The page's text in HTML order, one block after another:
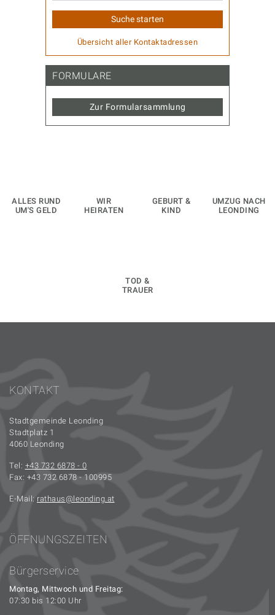
Übersicht aller Kontaktadressen
FORMULARE
Zur Formularsammlung
ALLES RUND
UM'S GELD
WIR
HEIRATEN
GEBURT &
KIND
UMZUG NACH
LEONDING
TOD &
TRAUER
KONTAKT
Stadtgemeinde Leonding
Stadtplatz 1
4060 Leonding
Tel: +43 732 6878 - 0
Fax: +43 732 6878 - 100995
E-Mail: rathaus leonding.at
ÖFFNUNGSZEITEN
Bürgerservice
Montag, Mittwoch und Freitag:
07:30 bis 12:00 Uhr